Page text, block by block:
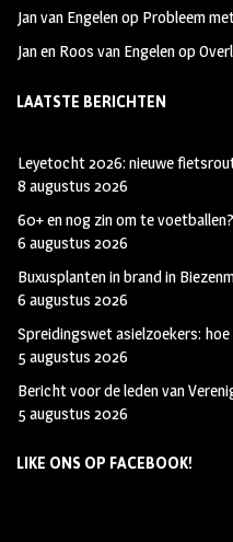
Jan van Engelenop Probleem
Jan en Roos van Engelenop
LAATSTE BERICHTEN
Leyetocht 2026: nieuwe
8 augustus 2026
60+ en nog zin om te
6 augustus 2026
Buxusplanten in brand in
6 augustus 2026
Spreidingswet asielzoekers:
5 augustus 2026
Bericht voor de leden van
5 augustus 2026
LIKE ONS OP FACEBOOK!